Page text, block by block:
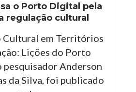
o Porto Digital pela
regulação cultural
Cultural em Territórios
Lições do Porto
pesquisador Anderson
da Silva, foi publicado